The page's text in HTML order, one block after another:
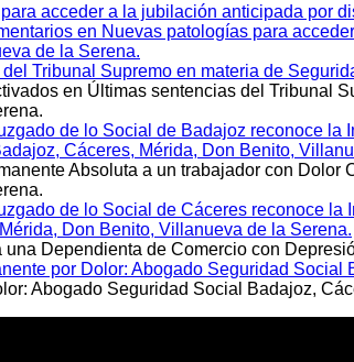
acceder a la jubilación anticipada por
en Nuevas patologías para
de la Serena.
Tribunal Supremo en materia de
en Últimas sentencias del Tribunal
de lo Social de Badajoz reconoce la
Cáceres, Mérida, Don Benito,
Absoluta a un trabajador con
de lo Social de Cáceres reconoce
Don Benito, Villanueva de la Serena.
una Dependienta de Comercio con
por Dolor: Abogado Seguridad
Abogado Seguridad Social Badajoz,